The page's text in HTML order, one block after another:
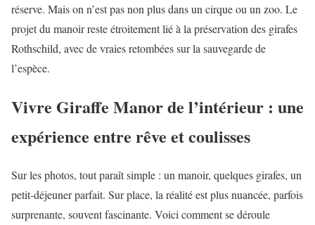
réserve. Mais on n’est pas non plus dans un cirque ou un zoo. Le
projet du manoir reste étroitement lié à la préservation des girafes
Rothschild, avec de vraies retombées sur la sauvegarde de
l’espèce.
Vivre Giraffe Manor de l’intérieur : une
expérience entre rêve et coulisses
Sur les photos, tout paraît simple : un manoir, quelques girafes, un
petit-déjeuner parfait. Sur place, la réalité est plus nuancée, parfois
surprenante, souvent fascinante. Voici comment se déroule